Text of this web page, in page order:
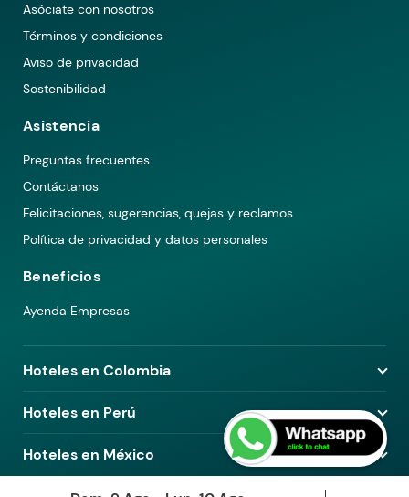
Asóciate con nosotros
Términos y condiciones
Aviso de privacidad
Sostenibilidad
Asistencia
Preguntas frecuentes
Contáctanos
Felicitaciones, sugerencias, quejas y reclamos
Política de privacidad y datos personales
Beneficios
Ayenda Empresas
Hoteles en Colombia
Hoteles en Medellín
Hoteles en Bogotá
Hoteles en Pereira
Hoteles en Perú
Hoteles en Lima
Hoteles en Arequipa
Hoteles en México